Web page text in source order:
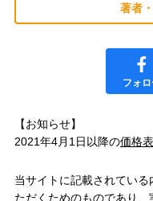
著者
フォ
【お知らせ】
2021年4月1日以降の価格
当サイトに記載されてい
ただくためのものであり